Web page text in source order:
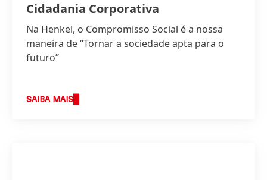
Cidadania Corporativa
Na Henkel, o Compromisso Social é a nossa
maneira de “Tornar a sociedade apta para o
futuro”
SAIBA MAIS